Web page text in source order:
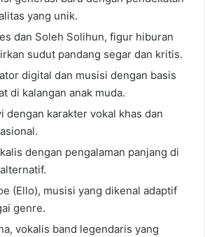
yang unik.
dan Soleh Solihun, figur hiburan
sudut pandang segar dan kritis.
digital dan musisi dengan basis
di kalangan anak muda.
dengan karakter vokal khas dan
dengan pengalaman panjang di
(Ello), musisi yang dikenal adaptif
genre.
vokalis band legendaris yang